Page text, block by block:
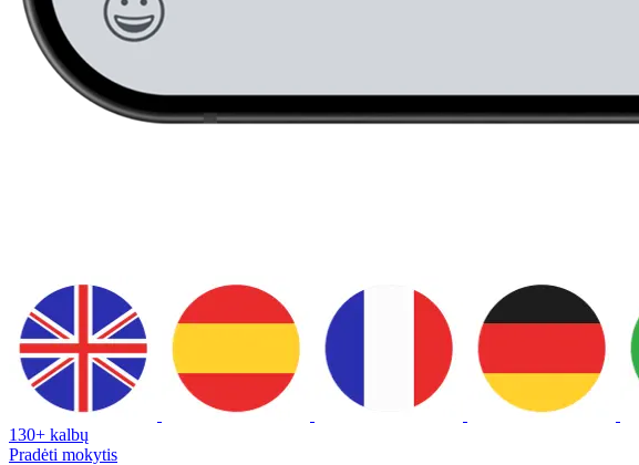
130+ kalbų
Pradėti mokytis